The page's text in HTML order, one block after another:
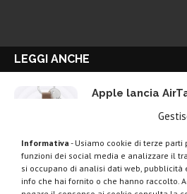
Informativa - Usiamo cookie di terze
funzioni dei social media e analizzare il
si occupano di analisi dati web,
info che hai fornito o che hanno raccolto.
LEGGI ANCHE
Apple lancia
Marshall Heddon,
musica in